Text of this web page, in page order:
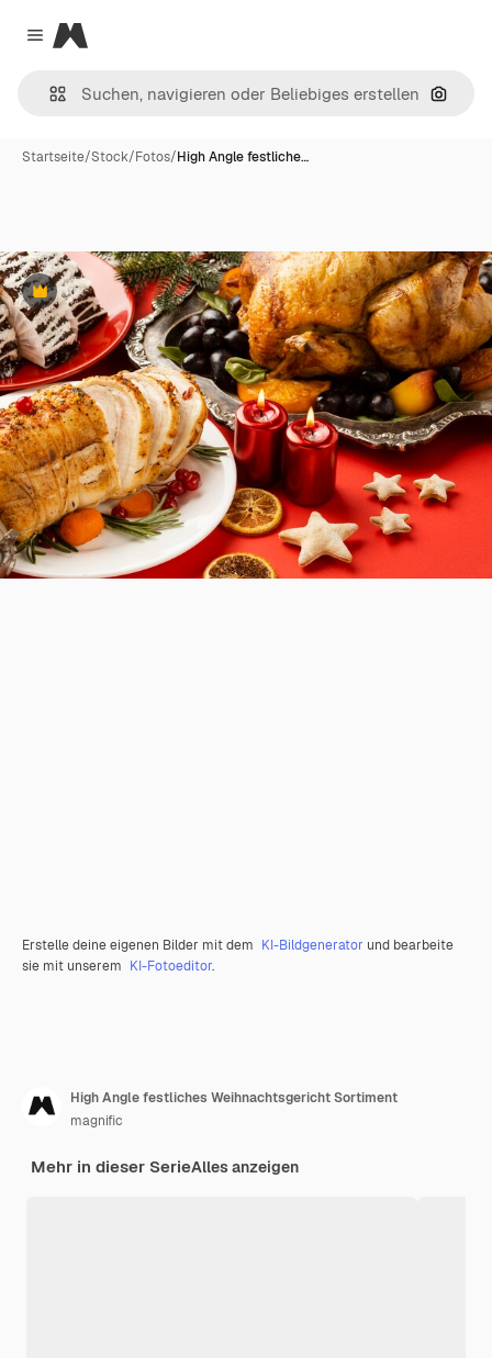
Close menu
Magnific
Nach
Startseite/Stock/Fotos/High Angle festliche…
Premium
Erstelle deine eigenen Bilder mit dem KI-Bildgenerator und bearbeite
sie mit unserem KI-Fotoeditor.
High Angle festliches Weihnachtsgericht Sortiment
magnific
Mehr in dieser SerieAlles anzeigen